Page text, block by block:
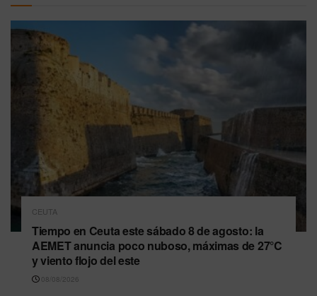
CEUTA
Tiempo en Ceuta este sábado 8 de agosto: la
AEMET anuncia poco nuboso, máximas de 27°C
y viento flojo del este
08/08/2026